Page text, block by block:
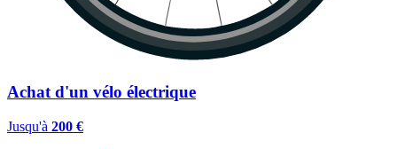
Achat d'un vélo électrique
Jusqu'à 200 €